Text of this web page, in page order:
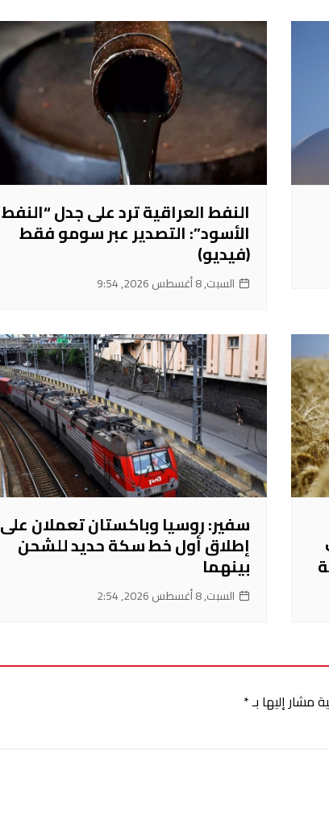
النفط العراقية ترد على جدل “النفط
الأسود”: التصدير عبر سومو فقط
(فيديو)
السبت, 8 أغسطس 2026, 9:54
سفير: روسيا وباكستان تعملان على
إطلاق أول خط سكة حديد للشحن
بينهما
السبت, 8 أغسطس 2026, 2:54
مشار إليها بـ*